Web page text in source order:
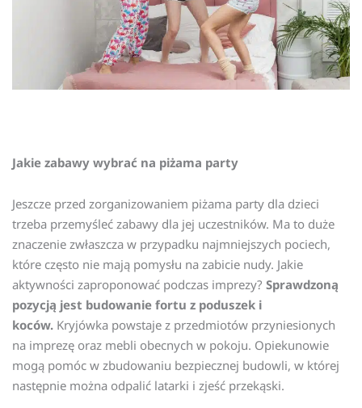
Jakie zabawy wybrać na piżama party
Jeszcze przed zorganizowaniem piżama party dla dzieci
trzeba przemyśleć zabawy dla jej uczestników. Ma to duże
znaczenie zwłaszcza w przypadku najmniejszych pociech,
które często nie mają pomysłu na zabicie nudy. Jakie
aktywności zaproponować podczas imprezy? Sprawdzoną
pozycją jest budowanie fortu z poduszek i
koców. Kryjówka powstaje z przedmiotów przyniesionych
na imprezę oraz mebli obecnych w pokoju. Opiekunowie
mogą pomóc w zbudowaniu bezpiecznej budowli, w której
następnie można odpalić latarki i zjeść przekąski.